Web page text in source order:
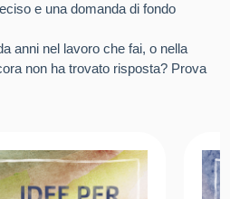
e una domanda di fondo
anni nel lavoro che fai, o nella
non ha trovato risposta? Prova